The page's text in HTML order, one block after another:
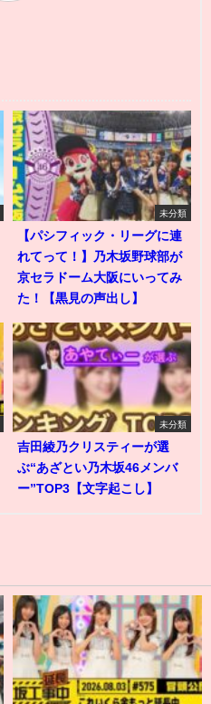
未分類
【パシフィック・リーグに連
れてって！】乃木坂野球部が
京セラドーム大阪にいってみ
た！【黒見の声出し】
未分類
吉田綾乃クリスティーが選
ぶ“あざとい乃木坂46メンバ
ー”TOP3【文字起こし】